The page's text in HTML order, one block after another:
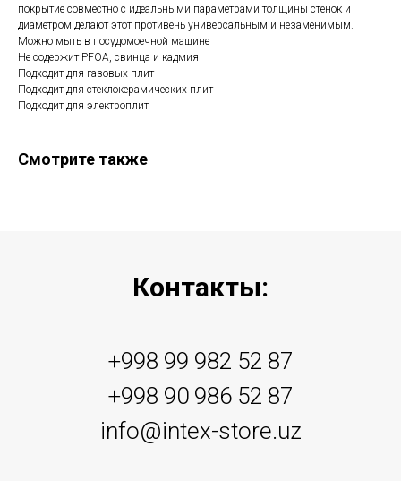
покрытие совместно с идеальными параметрами толщины стенок и
диаметром делают этот противень универсальным и незаменимым.
Можно мыть в посудомоечной машине
Не содержит PFOA, свинца и кадмия
Подходит для газовых плит
Подходит для стеклокерамических плит
Подходит для электроплит
Смотрите также
Контакты:
+998 99 982 52 87
+998 90 986 52 87
info@intex-store.uz